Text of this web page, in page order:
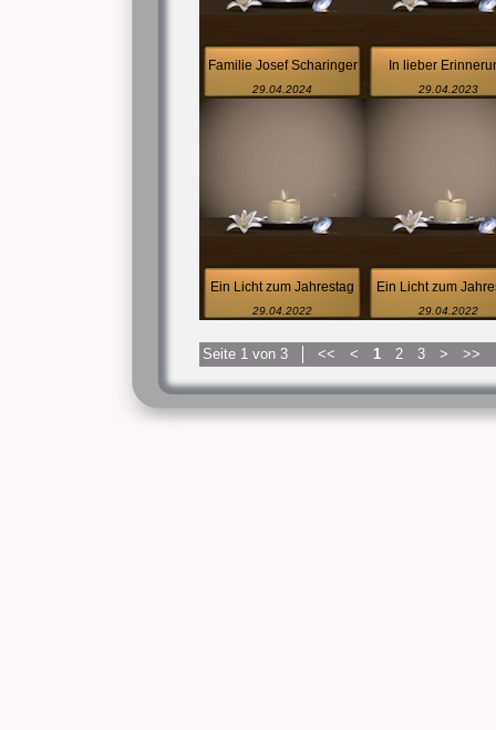
Familie Josef Scharinger
29.04.2024
In lieber
29.04.2023
Ein Licht zum Jahrestag
29.04.2022
Ein Licht zum
29.04.2022
Seite 1 von 3 << < 1 2 3 > >>